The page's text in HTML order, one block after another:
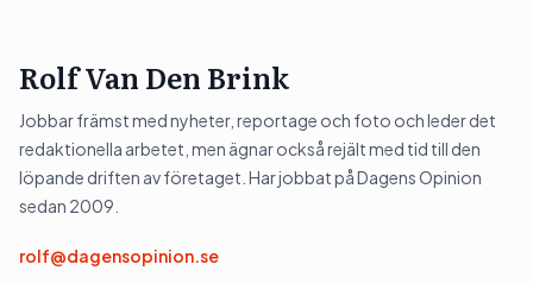
Rolf Van Den Brink
Jobbar främst med nyheter, reportage och foto och leder det
redaktionella arbetet, men ägnar också rejält med tid till den
löpande driften av företaget. Har jobbat på Dagens Opinion
sedan 2009.
rolf@dagensopinion.se